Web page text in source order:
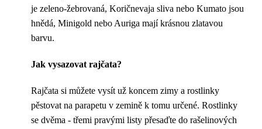
je zeleno-žebrovaná, Koričnevaja sliva nebo Kumato jsou
hnědá, Minigold nebo Auriga mají krásnou zlatavou
barvu.
Jak vysazovat rajčata?
Rajčata si můžete vysít už koncem zimy a rostlinky
pěstovat na parapetu v zemině k tomu určené. Rostlinky
se dvěma - třemi pravými listy přesaďte do rašelinových